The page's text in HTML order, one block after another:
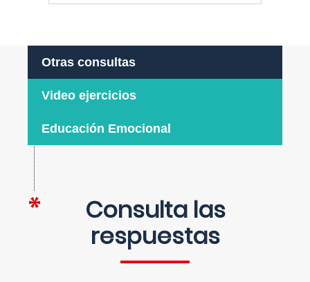
Otras consultas
Video ejercicios
Educación Emocional
Consulta las
respuestas